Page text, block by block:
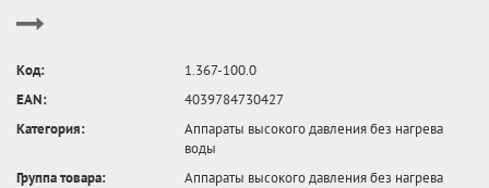
Код:
1.367-100.0
EAN:
4039784730427
Категория:
Аппараты высокого давления без нагрева
воды
Группа товара:
Аппараты высокого давления без нагрева